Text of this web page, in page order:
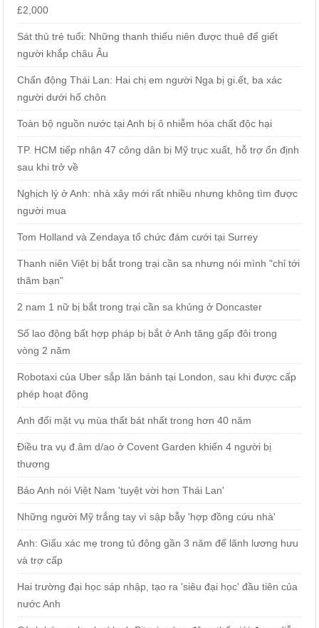
£2,000
Sát thủ trẻ tuổi: Những thanh thiếu niên được thuê để giết
người khắp châu Âu
Chấn động Thái Lan: Hai chị em người Nga bị gi.ết, ba xác
người dưới hố chôn
Toàn bộ nguồn nước tại Anh bị ô nhiễm hóa chất độc hại
TP. HCM tiếp nhận 47 công dân bị Mỹ trục xuất, hỗ trợ ổn định
sau khi trở về
Nghịch lý ở Anh: nhà xây mới rất nhiều nhưng không tìm được
người mua
Tom Holland và Zendaya tổ chức đám cưới tại Surrey
Thanh niên Việt bị bắt trong trại cần sa nhưng nói mình "chỉ tới
thăm bạn"
2 nam 1 nữ bị bắt trong trại cần sa khủng ở Doncaster
Số lao động bất hợp pháp bị bắt ở Anh tăng gấp đôi trong
vòng 2 năm
Robotaxi của Uber sắp lăn bánh tại London, sau khi được cấp
phép hoạt động
Anh đối mặt vụ mùa thất bát nhất trong hơn 40 năm
Điều tra vụ đ.âm d/ao ở Covent Garden khiến 4 người bị
thương
Báo Anh nói Việt Nam 'tuyệt vời hơn Thái Lan'
Những người Mỹ trắng tay vì sập bẫy 'hợp đồng cứu nhà'
Anh: Giấu xác mẹ trong tủ đông gần 3 năm để lãnh lương hưu
và trợ cấp
Hai trường đại học sáp nhập, tạo ra 'siêu đại học' đầu tiên của
nước Anh